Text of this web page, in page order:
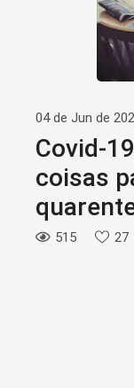
04 de Jun de
Covid-
coisas
515 27